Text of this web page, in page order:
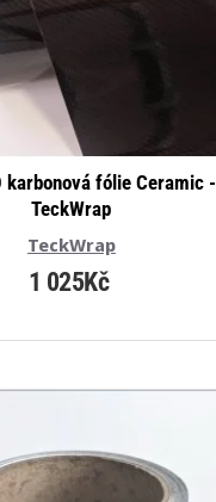
TeckWrap
karbonová fólie Ceramic -
TeckWrap
1 025Kč